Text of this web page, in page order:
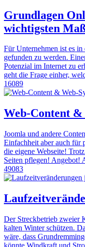
Grundlagen
wichtigsten
Für Unternehmen ist es
gefunden zu werden.
Potenzial im Internet zu
geht die Frage einher,
16089
Web-Content &
Joomla und andere
Einfachheit aber auch für
die eigene Webseite!
Seiten pflegen!
49083
Der Streckbetrieb zweier
kalten Winter schützen.
wäre, dass
könnte Windkraft und